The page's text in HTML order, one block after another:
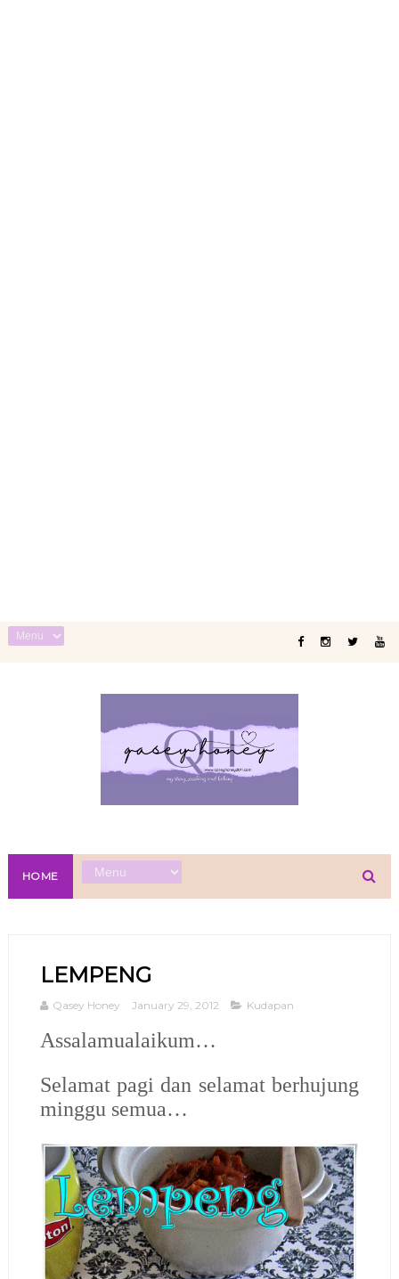
HOME
LEMPENG
Qasey Honey January 29, 2012 Kudapan
Assalamualaikum…
Selamat pagi dan selamat berhujung
minggu semua…